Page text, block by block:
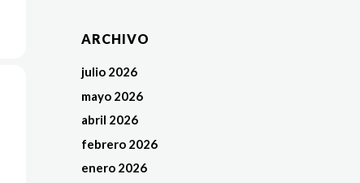
ARCHIVO
julio 2026
mayo 2026
abril 2026
febrero 2026
enero 2026